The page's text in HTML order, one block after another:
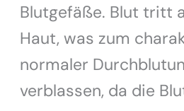
Blutgefäße. Blut tritt
Haut, was zum
normaler
verblassen, da die